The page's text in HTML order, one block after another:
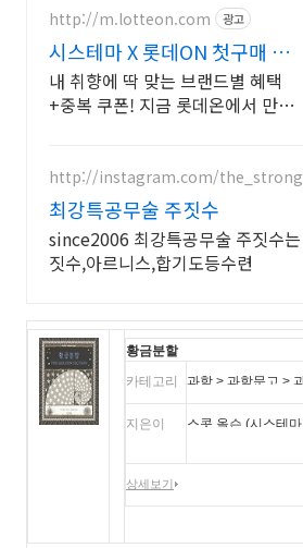
http://m.lotteon.com 광고
시스테마 X 롯데ON 첫구매 최
대 5천원 혜택!
내 취향에 딱 맞는 브랜드별 혜택
+중복 쿠폰! 지금 롯데온에서 만나
http://instagram.com/
최강특공무술 주짓수
since2006 최강특공무술 주짓수
짓수,아르니스,합기도등수련
황금분할
카테고리
과학 > 과학문고 >
지은이 스콧 올슨 (시스테
상세보기